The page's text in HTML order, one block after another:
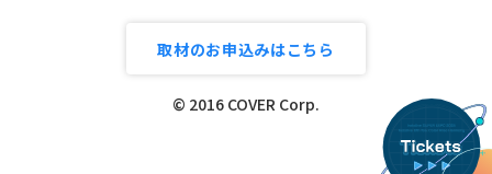
取材のお申込みはこちら
© 2016 COVER Corp.